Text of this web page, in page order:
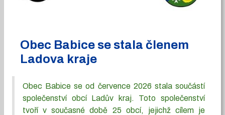
Obec Babice se stala členem
Ladova kraje
Obec Babice se od července 2026 stala součástí
společenství obcí Ladův kraj. Toto společenství
tvoří v současné době 25 obcí, jejichž cílem je